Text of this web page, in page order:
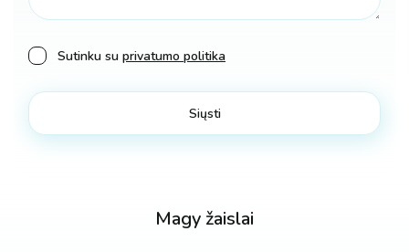
Sutinku su privatumo politika
Magy žaislai